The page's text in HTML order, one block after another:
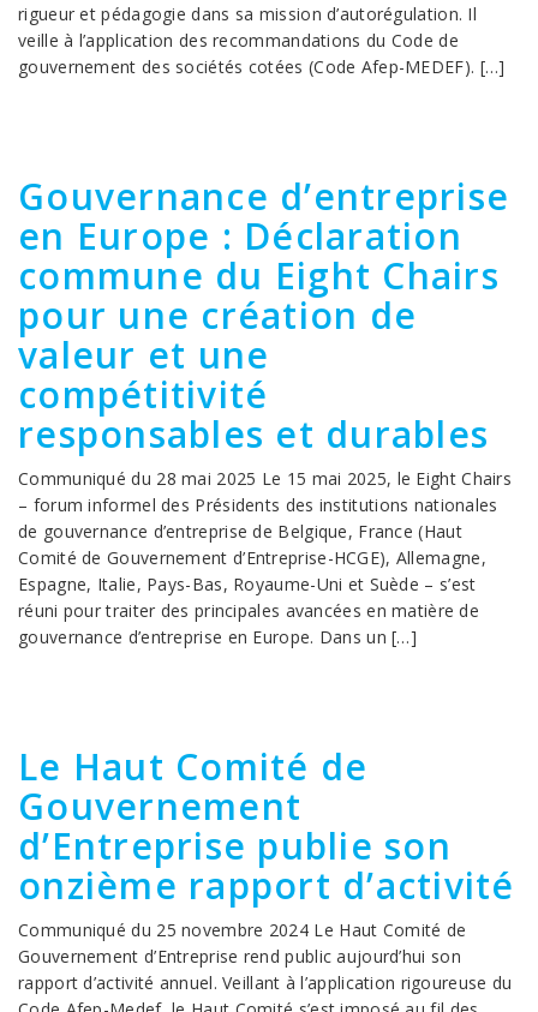
rigueur et pédagogie dans sa mission d’autorégulation. Il
veille à l’application des recommandations du Code de
gouvernement des sociétés cotées (Code Afep-MEDEF). […]
Gouvernance d’entreprise
en Europe : Déclaration
commune du Eight Chairs
pour une création de
valeur et une
compétitivité
responsables et durables
Communiqué du 28 mai 2025 Le 15 mai 2025, le Eight Chairs
– forum informel des Présidents des institutions nationales
de gouvernance d’entreprise de Belgique, France (Haut
Comité de Gouvernement d’Entreprise-HCGE), Allemagne,
Espagne, Italie, Pays-Bas, Royaume-Uni et Suède – s’est
réuni pour traiter des principales avancées en matière de
gouvernance d’entreprise en Europe. Dans un […]
Le Haut Comité de
Gouvernement
d’Entreprise publie son
onzième rapport d’activité
Communiqué du 25 novembre 2024 Le Haut Comité de
Gouvernement d’Entreprise rend public aujourd’hui son
rapport d’activité annuel. Veillant à l’application rigoureuse du